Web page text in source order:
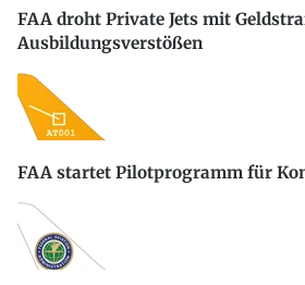
FAA droht Private Jets mit
Ausbildungsverstößen
FAA startet Pilotprogramm für